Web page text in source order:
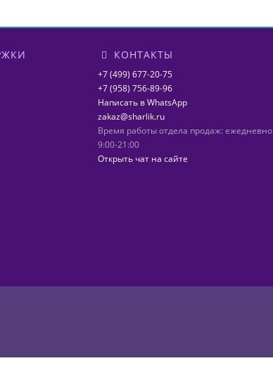
КОНТАКТЫ
+7 (499) 677-20-75
+7 (958) 756-89-96
Написать в WhatsApp
zakaz@sharlik.ru
Время работы отдела продаж: ежедневно
9:00-21:00
Открыть чат на сайте